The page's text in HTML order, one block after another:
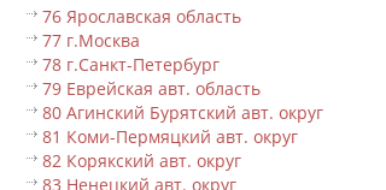
76 Ярославская область
77 г.Москва
78 г.Санкт-Петербург
79 Еврейская авт. область
80 Агинский Бурятский авт. округ
81 Коми-Пермяцкий авт. округ
82 Корякский авт. округ
83 Ненецкий авт. округ